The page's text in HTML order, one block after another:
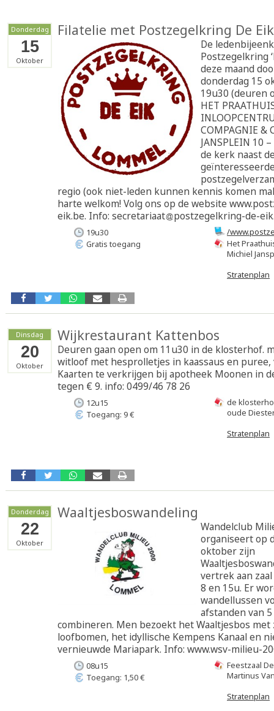
Donderdag
15
Oktober
Filatelie met Postzegelkring De Eik
De
Postzegelkring
deze maand
donderdag 15
19u30 (deuren
HET
COMPAGNIE &
JANSPLEIN 10
de kerk naast
regio (ook niet-leden kunnen kennis komen
harte welkom! Volg ons op de website
eik.be. Info: secretariaat
postzegelkring-de-
/
Het
Michiel
Stratenplan
19u30
Gratis toegang
Dinsdag
20
Oktober
Wijkrestaurant Kattenbos
Deuren gaan open om 11u30 in de klosterhof.
witloof met hesprolletjes in kaassaus en puree,
Kaarten te verkrijgen bij apotheek Moonen in
tegen € 9. info: 0499/46 78 26
de
oude
Stratenplan
12u15
Toegang: 9 €
Donderdag
22
Oktober
Waaltjesboswandeling
Wandelclub
organiseert op
oktober zijn
vertrek aan
8 en 15u. Er
wandellussen
afstanden van
combineren. Men bezoekt het Waaltjesbos
loofbomen, het idyllische Kempens Kanaal en
vernieuwde Mariapark. Info: www.wsv-milieu-
Feestzaal
Martinus
Stratenplan
08u15
Toegang: 1,50 €